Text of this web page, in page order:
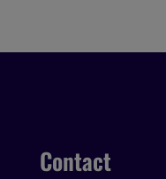
Contact